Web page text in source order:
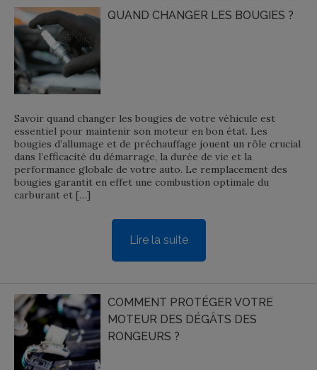
QUAND CHANGER LES BOUGIES ?
Savoir quand changer les bougies de votre véhicule est
essentiel pour maintenir son moteur en bon état. Les
bougies d’allumage et de préchauffage jouent un rôle crucial
dans l’efficacité du démarrage, la durée de vie et la
performance globale de votre auto. Le remplacement des
bougies garantit en effet une combustion optimale du
carburant et […]
Lire la suite
COMMENT PROTÉGER VOTRE
MOTEUR DES DÉGÂTS DES
RONGEURS ?